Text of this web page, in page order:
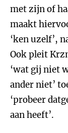
met zijn of
maakt
‘ken uzelf’,
Ook pleit
‘wat gij niet
ander niet’
‘probeer
aan heeft’.